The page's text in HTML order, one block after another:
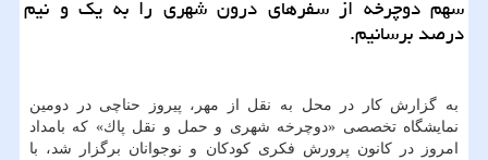
سهم دوچرخه از سفرهای درون شهری را به یك و نیم
درصد برسانیم.
به گزارش كار در محل به نقل از مهر، پیروز حناچی در دومین
نمایشگاه تخصصی «دوچرخه شهری و حمل و نقل پاك» كه بامداد
امروز در كانون پرورش فكری كودكان و نوجوانان برگزار شد، با